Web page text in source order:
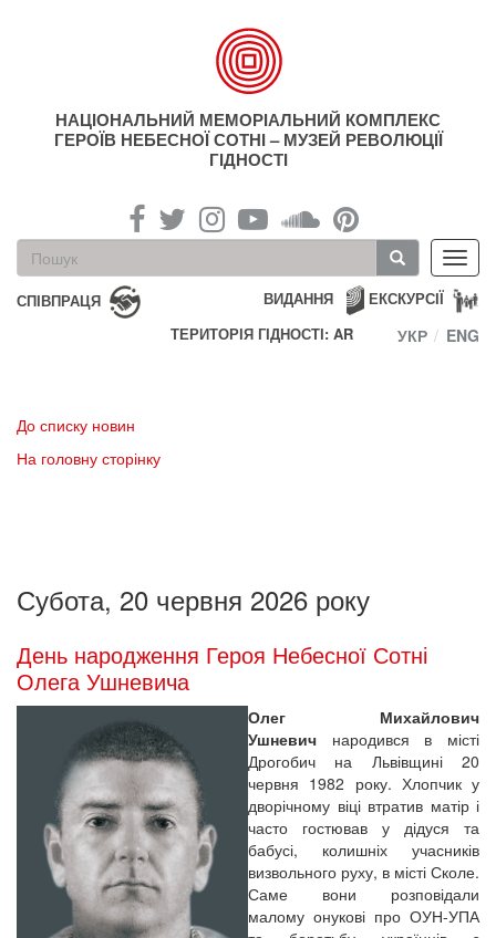
НАЦІОНАЛЬНИЙ МЕМОРІАЛЬНИЙ КОМПЛЕКС
ГЕРОЇВ НЕБЕСНОЇ СОТНІ – МУЗЕЙ РЕВОЛЮЦІЇ
ГІДНОСТІ
Пошукова
форма
Пошук
СПІВПРАЦЯ ЕКСКУРСІЇ
ВИДАННЯ
ТЕРИТОРІЯ ГІДНОСТІ: AR
УКР ENG
До списку новин
На головну сторінку
Субота, 20 червня 2026 року
День народження Героя Небесної Сотні
Олега Ушневича
Олег Михайлович
Ушневич народився в місті
Дрогобич на Львівщині 20
червня 1982 року. Хлопчик у
дворічному віці втратив матір і
часто гостював у дідуся та
бабусі, колишніх учасників
визвольного руху, в місті Сколе.
Саме вони розповідали
малому онукові про ОУН-УПА